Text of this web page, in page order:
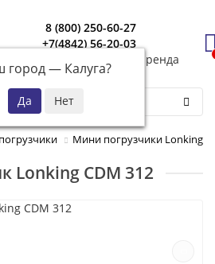
город — Калуга?
8 (800) 250-60-27
+7(4842) 56-20-03
аренда
Мини погрузчики Lonking
Lonking CDM 312